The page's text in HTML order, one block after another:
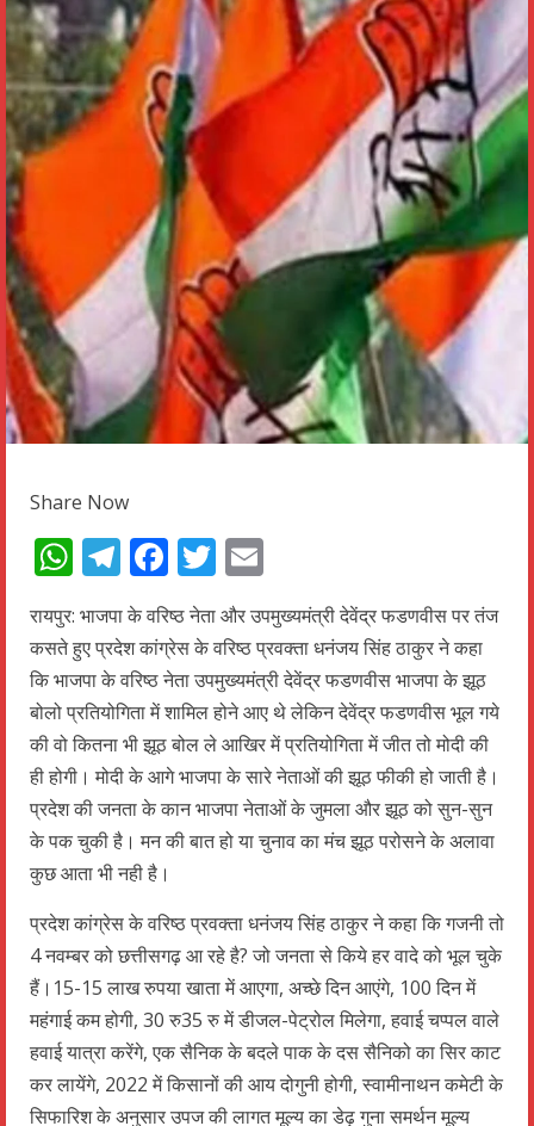
Share Now
WhatsApp
Telegram
Facebook
Twitter
रायपुर: भाजपा के वरिष्ठ नेता और उपमुख्यमंत्री देवेंद्र फडणवीस पर तंज
कसते हुए प्रदेश कांग्रेस के वरिष्ठ प्रवक्ता धनंजय सिंह ठाकुर ने कहा
कि भाजपा के वरिष्ठ नेता उपमुख्यमंत्री देवेंद्र फडणवीस भाजपा के झूठ
बोलो प्रतियोगिता में शामिल होने आए थे लेकिन देवेंद्र फडणवीस भूल गये
की वो कितना भी झूठ बोल ले आखिर में प्रतियोगिता में जीत तो मोदी की
ही होगी। मोदी के आगे भाजपा के सारे नेताओं की झूठ फीकी हो जाती है।
प्रदेश की जनता के कान भाजपा नेताओं के जुमला और झूठ को सुन-सुन
के पक चुकी है। मन की बात हो या चुनाव का मंच झूठ परोसने के अलावा
कुछ आता भी नही है।
प्रदेश कांग्रेस के वरिष्ठ प्रवक्ता धनंजय सिंह ठाकुर ने कहा कि गजनी तो
4 नवम्बर को छत्तीसगढ़ आ रहे है? जो जनता से किये हर वादे को भूल चुके
हैं।15-15 लाख रुपया खाता में आएगा, अच्छे दिन आएंगे, 100 दिन में
महंगाई कम होगी, 30 रु35 रु में डीजल-पेट्रोल मिलेगा, हवाई चप्पल वाले
हवाई यात्रा करेंगे, एक सैनिक के बदले पाक के दस सैनिको का सिर काट
कर लायेंगे, 2022 में किसानों की आय दोगुनी होगी, स्वामीनाथन कमेटी के
सिफारिश के अनुसार उपज की लागत मूल्य का डेढ़ गुना समर्थन मूल्य